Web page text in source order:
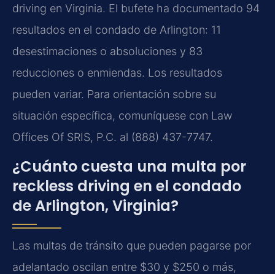
driving en Virginia. El bufete ha documentado 94
resultados en el condado de Arlington: 11
desestimaciones o absoluciones y 83
reducciones o enmiendas. Los resultados
pueden variar. Para orientación sobre su
situación específica, comuníquese con Law
Offices Of SRIS, P.C. al (888) 437-7747.
¿Cuánto cuesta una multa por
reckless driving en el condado
de Arlington, Virginia?
Las multas de tránsito que pueden pagarse por
adelantado oscilan entre $30 y $250 o más,